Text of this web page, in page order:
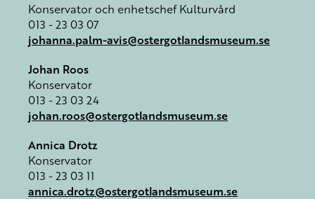
Konservator och enhetschef Kulturvård
013 - 23 03 07
johanna.palm-avis@ostergotlandsmuseum.se
Johan Roos
Konservator
013 - 23 03 24
johan.roos@ostergotlandsmuseum.se
Annica Drotz
Konservator
013 - 23 03 11
annica.drotz@ostergotlandsmuseum.se